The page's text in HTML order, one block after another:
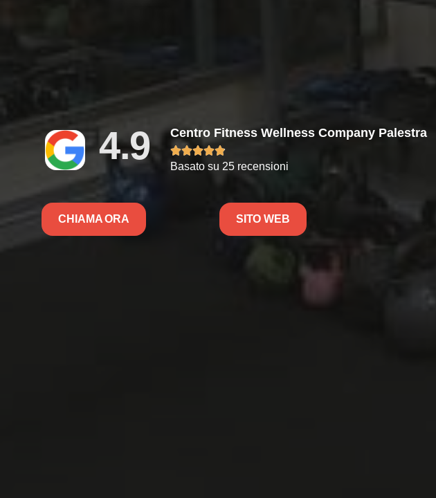
4.9 Centro Fitness Wellness Company Palestra

Basato su 25 recensioni
CHIAMA ORA SITO WEB